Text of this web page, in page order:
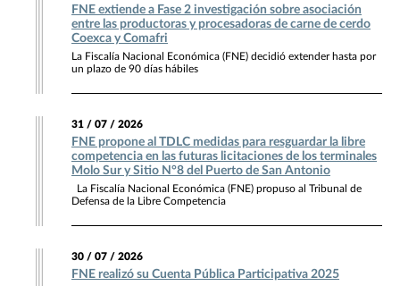
FNE extiende a Fase 2 investigación sobre asociación
entre las productoras y procesadoras de carne de cerdo
Coexca y Comafri
La Fiscalía Nacional Económica (FNE) decidió extender hasta por
un plazo de 90 días hábiles
31 / 07 / 2026
FNE propone al TDLC medidas para resguardar la libre
competencia en las futuras licitaciones de los terminales
Molo Sur y Sitio N°8 del Puerto de San Antonio
La Fiscalía Nacional Económica (FNE) propuso al Tribunal de
Defensa de la Libre Competencia
30 / 07 / 2026
FNE realizó su Cuenta Pública Participativa 2025